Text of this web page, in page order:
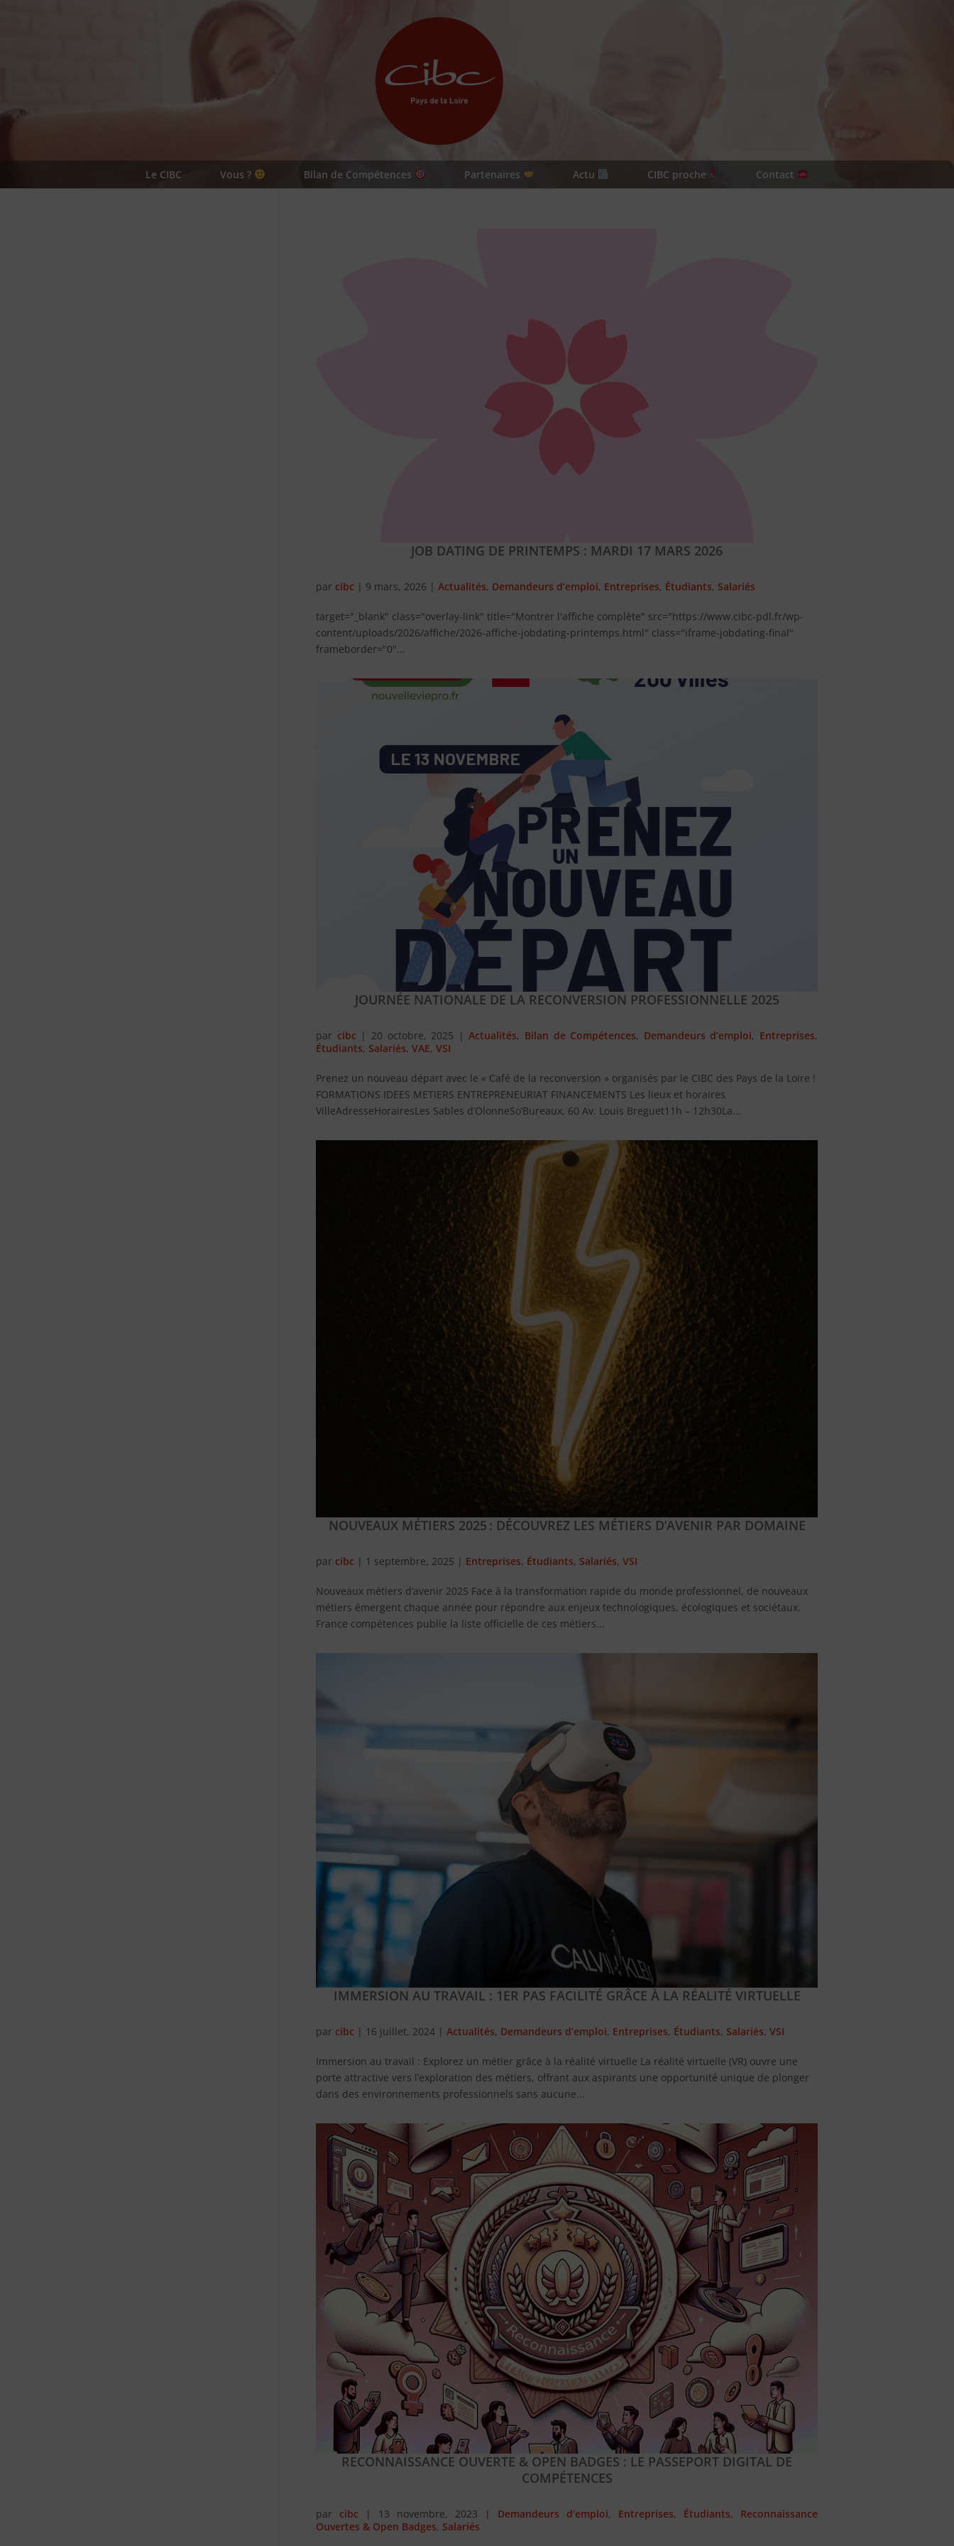
Le CIBC Vous ? Bilan de Compétences Partenaires Actu CIBC proche Contact
JOB DATING DE PRINTEMPS : MARDI 17 MARS 2026
par cibc | 9 mars, 2026 |Actualités, Demandeurs d’emploi, Entreprises, Étudiants, Salariés
target="_blank" class="overlay-link" title="Montrer l'affiche complète" src="https://www.cibc-pdl.fr/wp-
content/uploads/2026/affiche/2026-affiche-jobdating-printemps.html" class="iframe-jobdating-final"
frameborder="0"...
JOURNÉE NATIONALE DE LA RECONVERSION PROFESSIONNELLE 2025
par cibc | 20 octobre, 2025 |Actualités, Bilan de Compétences, Demandeurs d’emploi, Entreprises,
Étudiants, Salariés,VAE,VSI
Prenez un nouveau départ avec le « Café de la reconversion » organisés par le CIBC des Pays de la Loire !
FORMATIONS IDEES METIERS ENTREPRENEURIAT FINANCEMENTS Les lieux et horaires
VilleAdresseHorairesLes Sables d’OlonneSo’Bureaux, 60 Av. Louis Breguet11h – 12h30La...
NOUVEAUX MÉTIERS 2025 : DÉCOUVREZ LES MÉTIERS D’AVENIR PAR DOMAINE
par cibc | 1 septembre, 2025 | Entreprises, Étudiants, Salariés,VSI
Nouveaux métiers d’avenir 2025 Face à la transformation rapide du monde professionnel, de nouveaux
métiers émergent chaque année pour répondre aux enjeux technologiques, écologiques et sociétaux.
France compétences publie la liste officielle de ces métiers...
IMMERSION AU TRAVAIL : 1ER PAS FACILITÉ GRÂCE À LA RÉALITÉ VIRTUELLE
par cibc | 16 juillet, 2024 |Actualités, Demandeurs d’emploi, Entreprises, Étudiants, Salariés,VSI
Immersion au travail : Explorez un métier grâce à la réalité virtuelle La réalité virtuelle (VR) ouvre une
porte attractive vers l’exploration des métiers, offrant aux aspirants une opportunité unique de plonger
dans des environnements professionnels sans aucune...
RECONNAISSANCE OUVERTE & OPEN BADGES : LE PASSEPORT DIGITAL DE
COMPÉTENCES
par cibc | 13 novembre, 2023 | Demandeurs d’emploi, Entreprises, Étudiants, Reconnaissance
Ouvertes & Open Badges, Salariés